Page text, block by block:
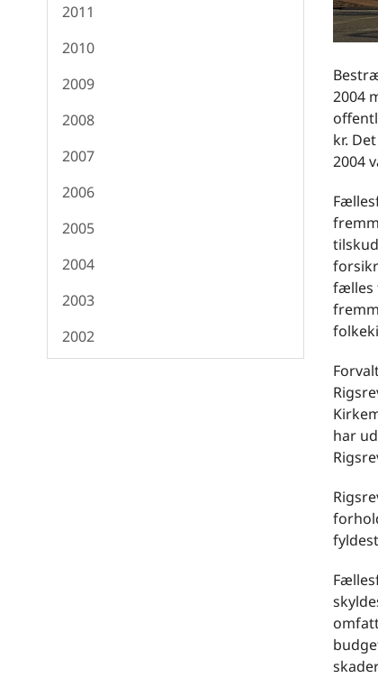
2011
2010
2009
2008
2007
2006
2005
2004
2003
2002
2004
kr.
2004
fælles
har